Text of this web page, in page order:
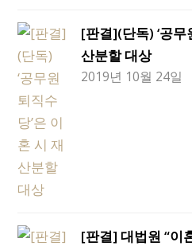
[판결](단독) ‘공무
산분할 대상
2019년 10월 24일
[판결] 대법원 “이